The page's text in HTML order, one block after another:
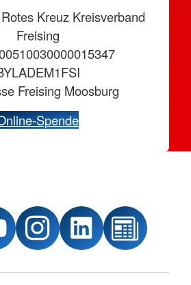
Kreuz Kreisverband
Freising
Freising Moosburg
Spende